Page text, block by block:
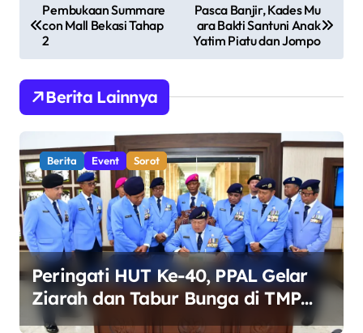
a
v
i
g
a
s
i
p
o
s
Pembukaan Summare
con Mall Bekasi Tahap
2
Pasca Banjir, Kades Mu
ara Bakti Santuni Anak
Yatim Piatu dan Jompo
Berita Lainnya
Berita Event Sorot
Peringati HUT Ke-40, PPAL Gelar
Ziarah dan Tabur Bunga di TMP
Kalibata